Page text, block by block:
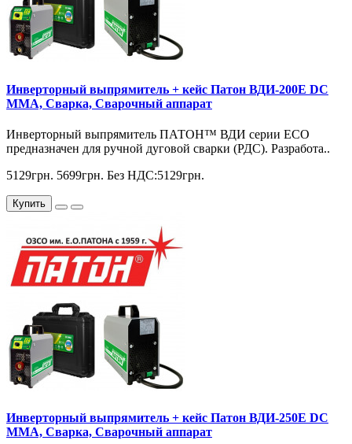
Инверторный выпрямитель + кейс Патон ВДИ-200E DC
MMA, Сварка, Сварочный аппарат
Инверторный выпрямитель ПАТОН™ ВДИ серии ЕСО
предназначен для ручной дуговой сварки (РДС). Разработа..
5129грн. 5699грн. Без НДС:5129грн.
Купить
Инверторный выпрямитель + кейс Патон ВДИ-250E DC
MMA, Сварка, Сварочный аппарат